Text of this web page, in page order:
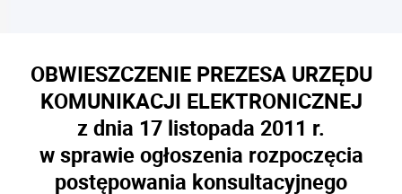
OBWIESZCZENIE PREZESA URZĘDU
KOMUNIKACJI ELEKTRONICZNEJ
z dnia 17 listopada 2011 r.
w sprawie ogłoszenia rozpoczęcia
postępowania konsultacyjnego